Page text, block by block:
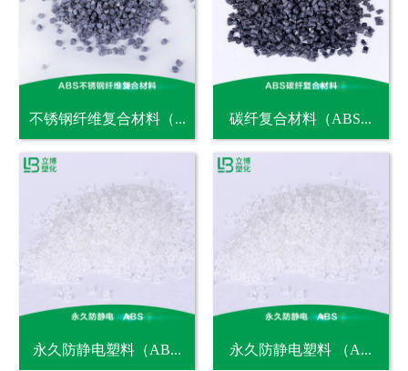
不锈钢纤维复合材料（... 碳纤复合材料（ABS...
永久防静电塑料（AB... 永久防静电塑料 （A...